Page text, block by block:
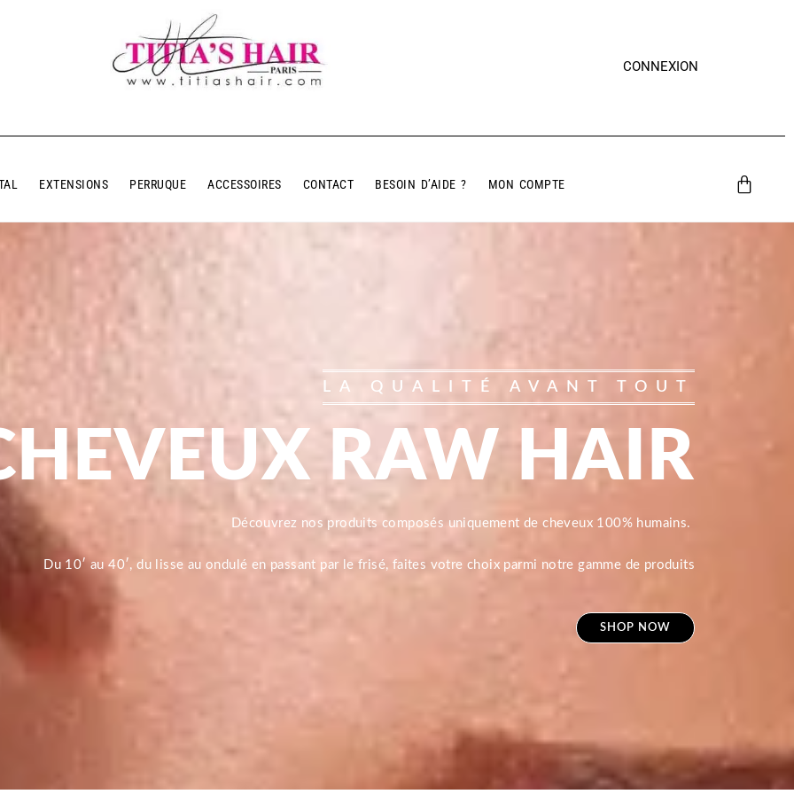
CONNEXION
EXTENSIONS PERRUQUE ACCESSOIRES CONTACT BESOIN D’AIDE ? MON COMPTE
LA QUALITÉ AVANT TOUT
RAW HAIR
Découvrez nos produits composés uniquement de cheveux 100% humains.
Du 10′ au 40′, du lisse au ondulé en passant par le frisé, faites votre choix parmi notre gamme de produits
SHOP NOW